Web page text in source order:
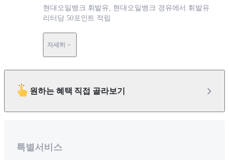
현대오일뱅크 휘발유, 현대오일뱅크 경유에서 휘발유
리터당 50포인트 적립
자세히
원하는 혜택 직접 골라보기
특별서비스